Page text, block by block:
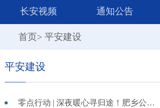
长安视频
通知公告
首页> 平安建设
平安建设
零点行动 | 深夜暖心寻归途！肥乡公安助力“沉默”少年平安归家